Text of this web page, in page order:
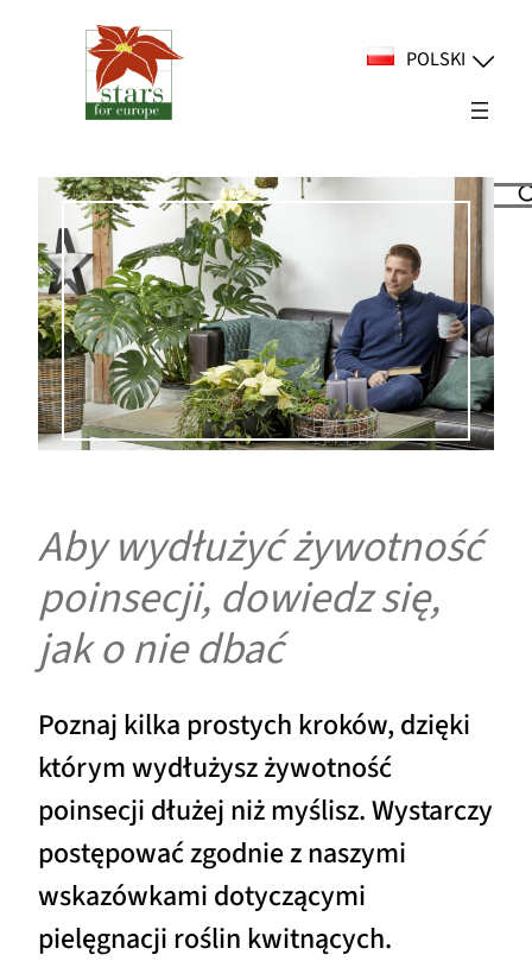
POLSKI
Suchen
Aby wydłużyć żywotność
poinsecji, dowiedz się,
jak o nie dbać
Poznaj kilka prostych kroków, dzięki
którym wydłużysz żywotność
poinsecji dłużej niż myślisz. Wystarczy
postępować zgodnie z naszymi
wskazówkami dotyczącymi
pielęgnacji roślin kwitnących.